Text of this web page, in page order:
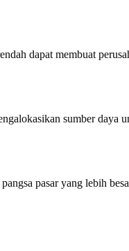
dapat membuat
sumber daya
pasar yang lebih